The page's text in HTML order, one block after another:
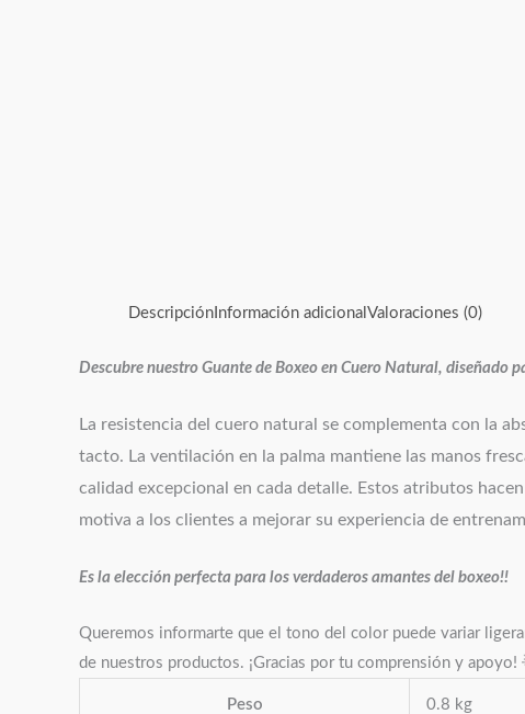
Descripción Información adicional Valoraciones (0)
Descubre nuestro Guante de Boxeo en Cuero Natural, diseñado
La resistencia del cuero natural se complementa con la
tacto. La ventilación en la palma mantiene las manos
calidad excepcional en cada detalle. Estos atributos
motiva a los clientes a mejorar su experiencia de
Es la elección perfecta para los verdaderos amantes del boxeo!!
Queremos informarte que el tono del color puede variar
de nuestros productos. ¡Gracias por tu comprensión y apoyo!
Peso 0.8 kg